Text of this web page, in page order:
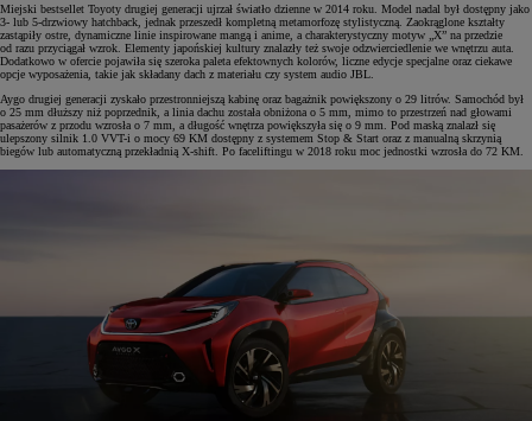
Miejski bestsellet Toyoty drugiej generacji ujrzał światło dzienne w 2014 roku. Model nadal był dostępny jako
3- lub 5-drzwiowy hatchback, jednak przeszedł kompletną metamorfozę stylistyczną. Zaokrąglone kształty
zastąpiły ostre, dynamiczne linie inspirowane mangą i anime, a charakterystyczny motyw „X” na przedzie
od razu przyciągał wzrok. Elementy japońskiej kultury znalazły też swoje odzwierciedlenie we wnętrzu auta.
Dodatkowo w ofercie pojawiła się szeroka paleta efektownych kolorów, liczne edycje specjalne oraz ciekawe
opcje wyposażenia, takie jak składany dach z materiału czy system audio JBL.
Aygo drugiej generacji zyskało przestronniejszą kabinę oraz bagażnik powiększony o 29 litrów. Samochód był
o 25 mm dłuższy niż poprzednik, a linia dachu została obniżona o 5 mm, mimo to przestrzeń nad głowami
pasażerów z przodu wzrosła o 7 mm, a długość wnętrza powiększyła się o 9 mm. Pod maską znalazł się
ulepszony silnik 1.0 VVT-i o mocy 69 KM dostępny z systemem Stop & Start oraz z manualną skrzynią
biegów lub automatyczną przekładnią X-shift. Po faceliftingu w 2018 roku moc jednostki wzrosła do 72 KM.